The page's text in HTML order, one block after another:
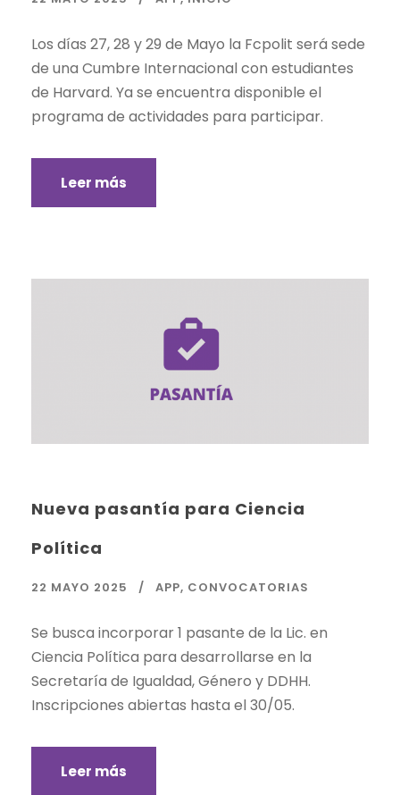
Los días 27, 28 y 29 de Mayo la Fcpolit será sede
de una Cumbre Internacional con estudiantes
de Harvard. Ya se encuentra disponible el
programa de actividades para participar.
Leer más
Nueva pasantía para Ciencia
Política
22 MAYO 2025 APP, CONVOCATORIAS
Se busca incorporar 1 pasante de la Lic. en
Ciencia Política para desarrollarse en la
Secretaría de Igualdad, Género y DDHH.
Inscripciones abiertas hasta el 30/05.
Leer más